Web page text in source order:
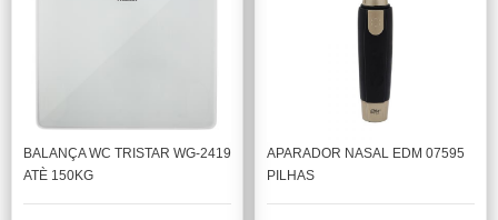
BALANÇA WC TRISTAR WG-2419
ATÈ 150KG
APARADOR NASAL EDM 07595
PILHAS